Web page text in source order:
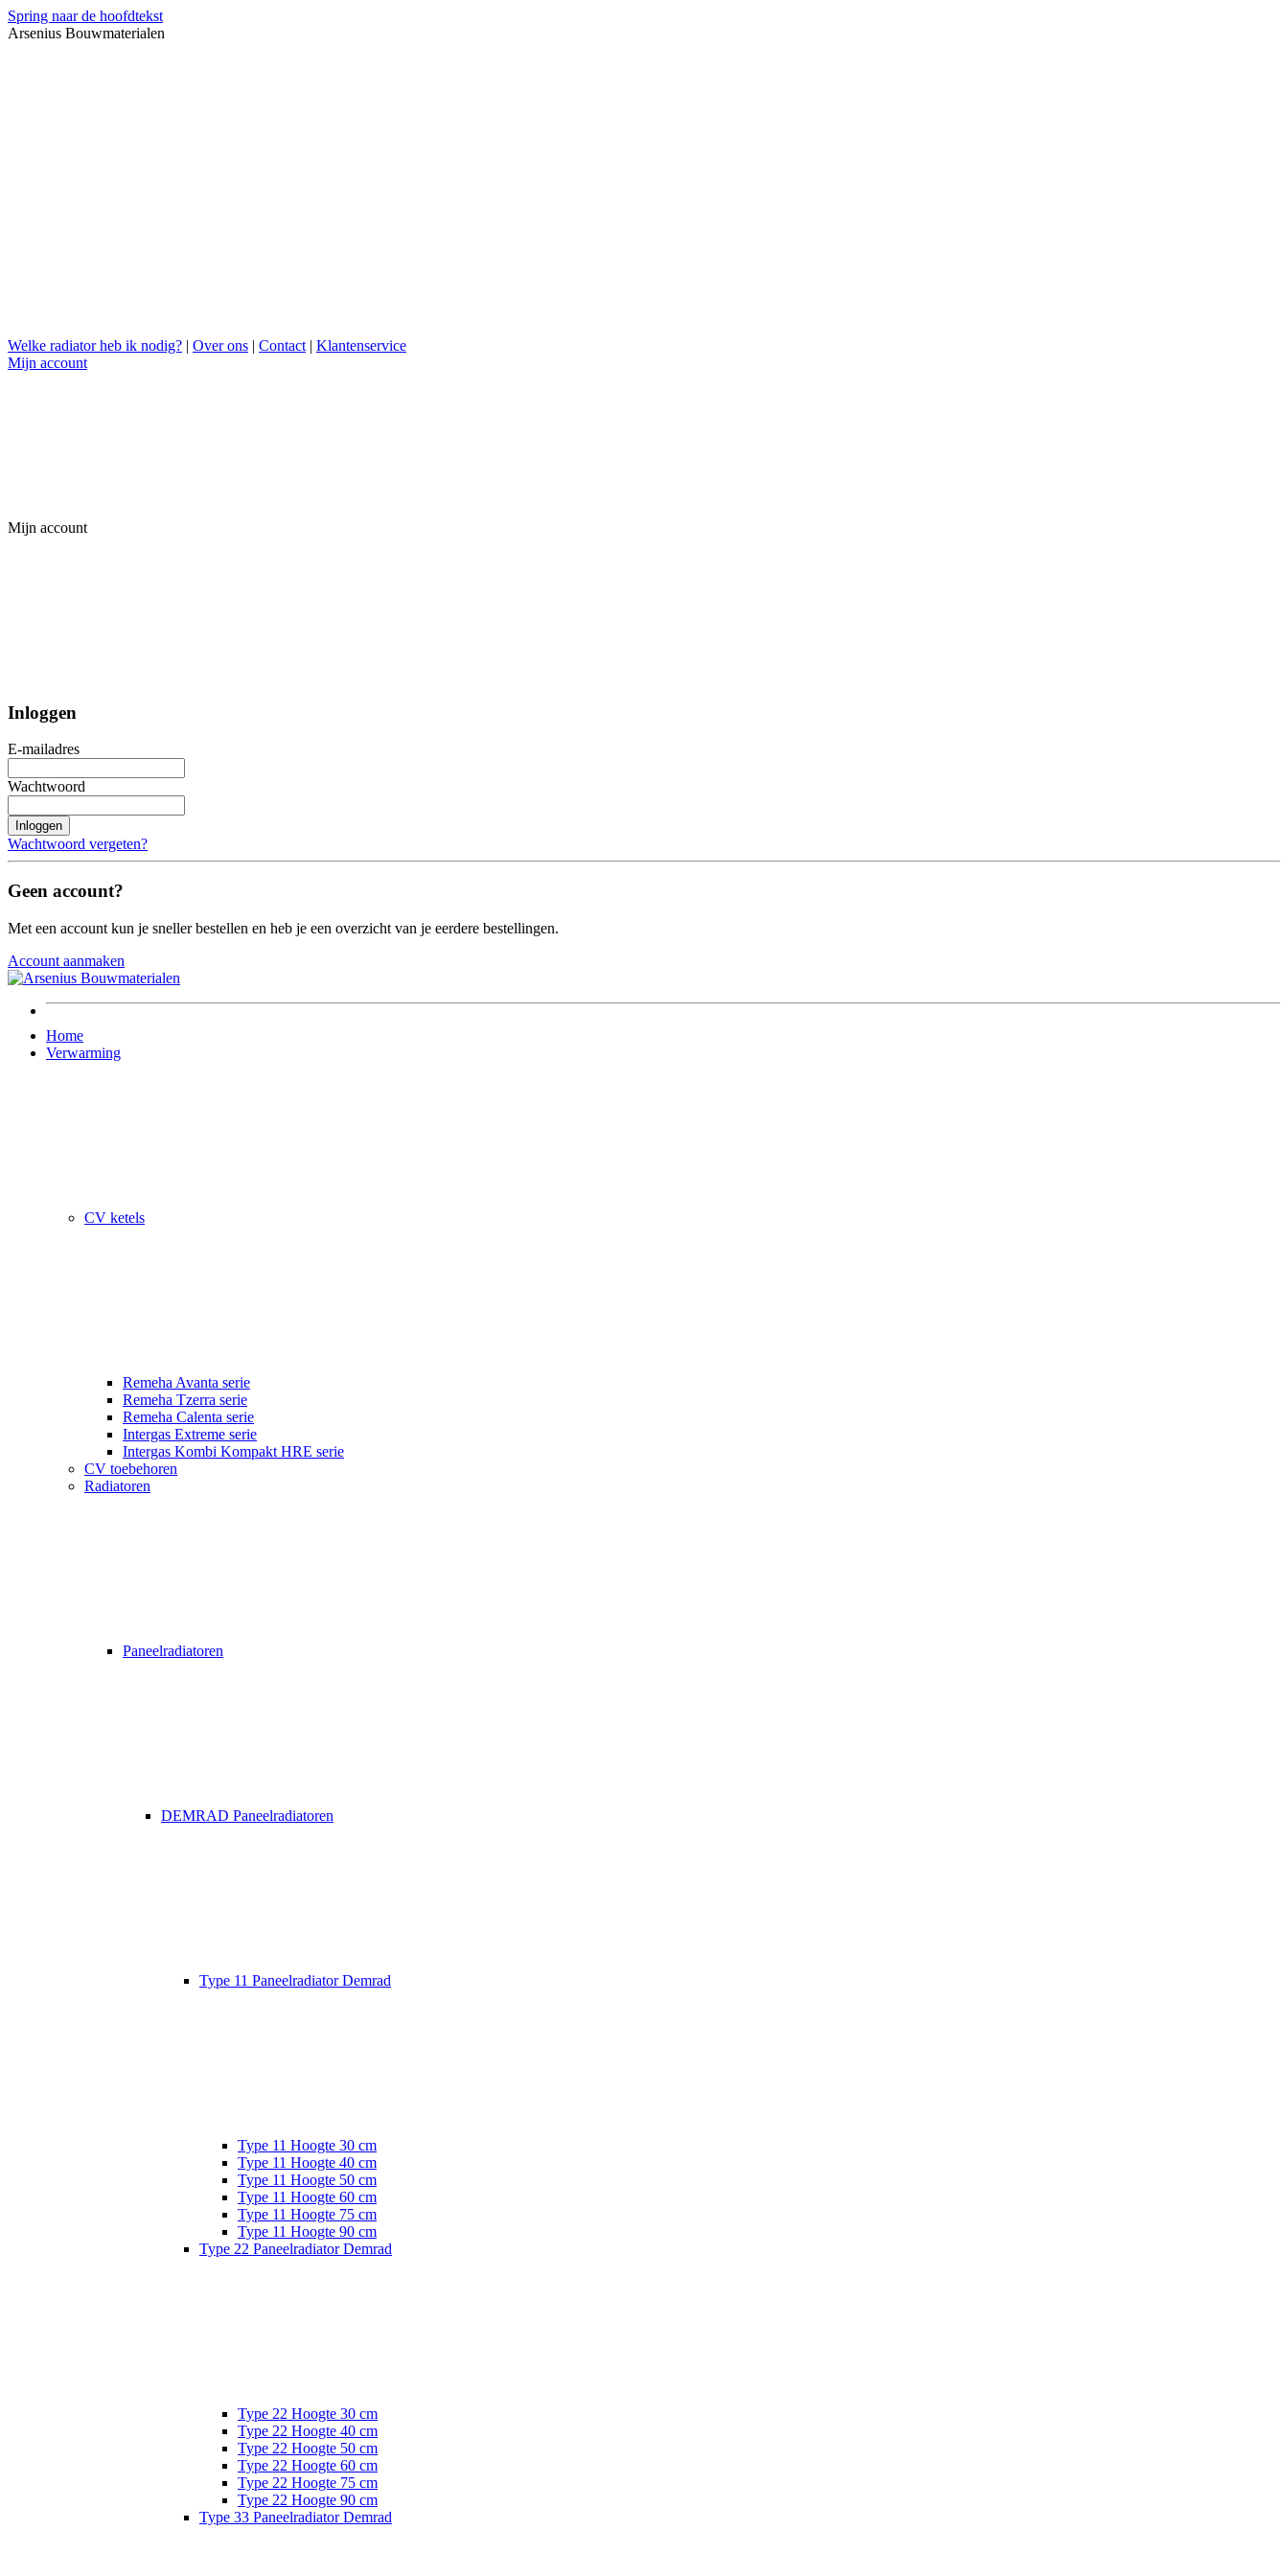
Spring naar de hoofdtekst
Arsenius Bouwmaterialen
Welke radiator heb ik nodig? | Over ons | Contact | Klantenservice
Mijn account
Mijn account
Inloggen
E-mailadres
Wachtwoord
Inloggen
Wachtwoord vergeten?
Geen account?
Met een account kun je sneller bestellen en heb je een overzicht van je eerdere bestellingen.
Account aanmaken
Home
Verwarming
CV ketels
Remeha Avanta serie
Remeha Tzerra serie
Remeha Calenta serie
Intergas Extreme serie
Intergas Kombi Kompakt HRE serie
CV toebehoren
Radiatoren
Paneelradiatoren
DEMRAD Paneelradiatoren
Type 11 Paneelradiator Demrad
Type 11 Hoogte 30 cm
Type 11 Hoogte 40 cm
Type 11 Hoogte 50 cm
Type 11 Hoogte 60 cm
Type 11 Hoogte 75 cm
Type 11 Hoogte 90 cm
Type 22 Paneelradiator Demrad
Type 22 Hoogte 30 cm
Type 22 Hoogte 40 cm
Type 22 Hoogte 50 cm
Type 22 Hoogte 60 cm
Type 22 Hoogte 75 cm
Type 22 Hoogte 90 cm
Type 33 Paneelradiator Demrad